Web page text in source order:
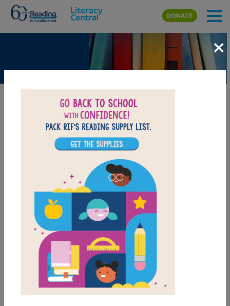
Skip to main content
DONATE
How to Pick a Pet
ack’sclasswasgettingapet.T
w a . twhatpet uldthe
id swan arabbi
a g d mewante af
on’tyoudecideforus,Mr.Ma ck
abe.
×